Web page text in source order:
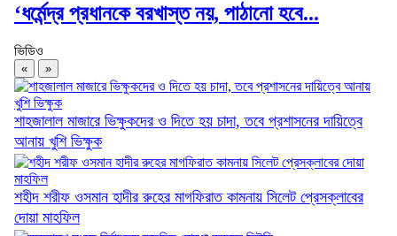
ফ্যামিলি কার্ডের আনুষ্ঠানিক উদ্বোধন ১৬ আগস্ট
২৫ কোটি টাকার ৫ সেতুর কাজ অনিশ্চিত
‘ধর্মেন্দ্র প্রধানকে বরখাস্ত নয়, পাঠানো হবে...
ভিডিও
« »
শাহজালাল মাজারে ভিক্ষুকদের ও দিতে হয় চাদা, তবে প্রশাসনের দায়িত্বে
আনায় খুশি ভিক্ষুক
শহীদ শরীফ ওসমান হাদীর রুহের মাগফিরাত কামনায় সিলেট প্রেসক্লাবের
দোয়া মাহফিল